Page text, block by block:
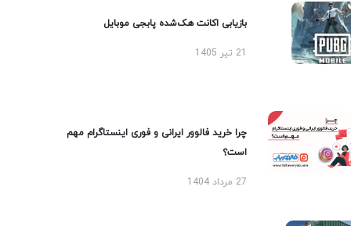
بازیابی اکانت هک‌شده پابجی موبایل
چرا خرید فالوور ایرانی و فوری اینستاگرام مهم
است؟
27 مرداد 1404